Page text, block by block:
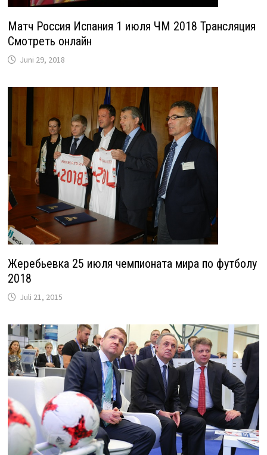
Матч Россия Испания 1 июля ЧМ 2018 Трансляция
Смотреть онлайн
Juni 29, 2018
Жеребьевка 25 июля чемпионата мира по футболу
2018
Juli 21, 2015